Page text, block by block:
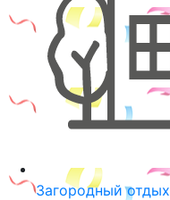
Загородный отдых